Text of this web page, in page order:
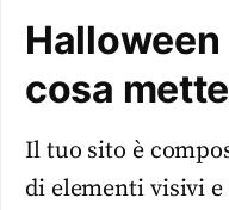
cosa
Il tuo sito è
di elementi visivi